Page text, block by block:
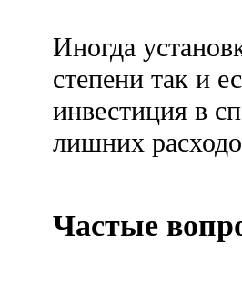
Иногда
степени так и
инвестиция в
лишних
Частые